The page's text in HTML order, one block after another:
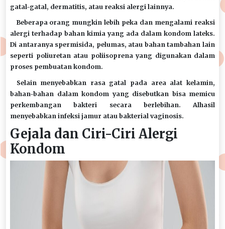
gatal-gatal, dermatitis, atau reaksi alergi lainnya.
Beberapa orang mungkin lebih peka dan mengalami reaksi
alergi terhadap bahan kimia yang ada dalam kondom lateks.
Di antaranya spermisida, pelumas, atau bahan tambahan lain
seperti poliuretan atau poliisoprena yang digunakan dalam
proses pembuatan kondom.
Selain menyebabkan rasa gatal pada area alat kelamin,
bahan-bahan dalam kondom yang disebutkan bisa memicu
perkembangan bakteri secara berlebihan. Alhasil
menyebabkan infeksi jamur atau bakterial vaginosis.
Gejala dan Ciri-Ciri Alergi
Kondom